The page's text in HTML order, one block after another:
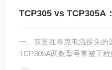
备的绝缘材料两端，通过
绝缘电阻值。这个数值通常
TCP305 vs TCP305A
一、前言在泰克电流探头的
TCP305A两款型号常被工